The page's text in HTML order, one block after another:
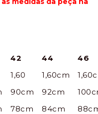
42 44
46
1,60 1,60cm
90cm 92cm
78cm 84cm